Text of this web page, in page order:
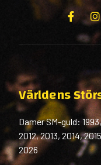
Världens
Damer SM-guld:
2012, 2013, 2014,
2026